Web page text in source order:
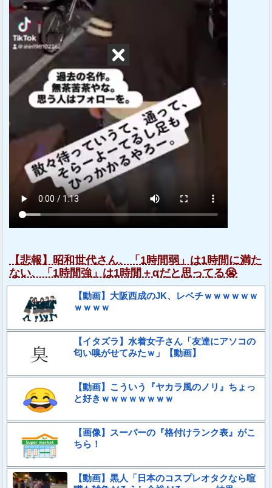
【悲報】昭和世代さん、「1時間弱」は1時間に満た
ない、「1時間強」は1時間＋αだと思ってる😭
【動画】大阪西成のJK、レベチｗｗｗｗｗｗ
ｗｗｗｗ
【イタズラ】水着女子さん「友達にアソコの
匂い嗅がせてみたｗ」【動画】
【動画】こういう『ヤカラ風のノリ』ちょっ
と好きｗｗｗｗｗｗｗｗ
【画像】スーパーの『格付けランク表』がこ
ちら！
【動画】黒人「日本のコスプレオタクなら喧